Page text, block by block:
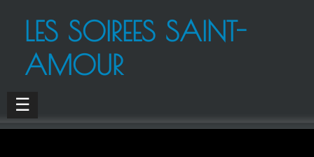
LES SOIREES SAINT-
AMOUR
☰